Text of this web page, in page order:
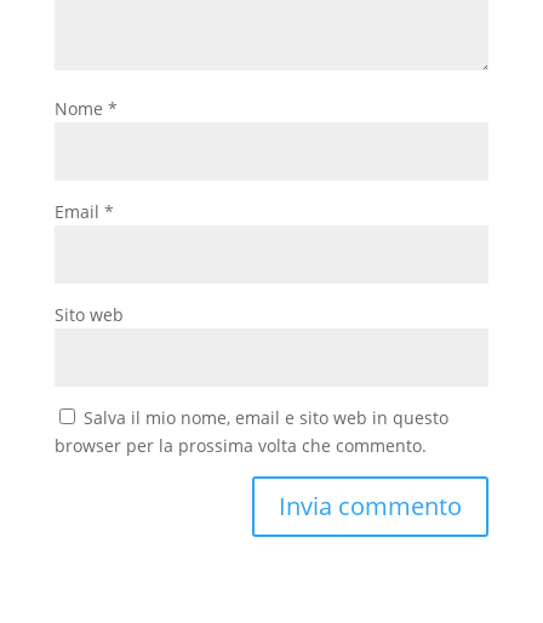
Nome *
Email *
Sito web
Salva il mio nome, email e sito web in questo
browser per la prossima volta che commento.